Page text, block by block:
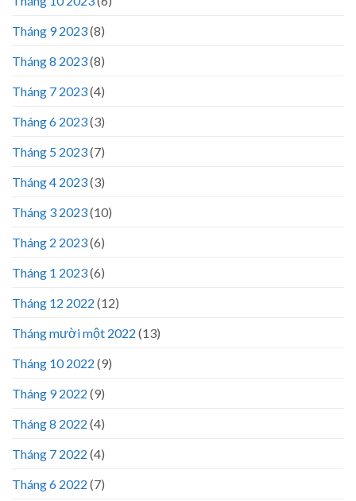
Tháng 9 2023(8)
Tháng 8 2023(8)
Tháng 7 2023(4)
Tháng 6 2023(3)
Tháng 5 2023(7)
Tháng 4 2023(3)
Tháng 3 2023(10)
Tháng 2 2023(6)
Tháng 1 2023(6)
Tháng 12 2022 (12)
Tháng mười một 2022 (13)
Tháng 10 2022 (9)
Tháng 9 2022 (9)
Tháng 8 2022 (4)
Tháng 7 2022 (4)
Tháng 6 2022 (7)